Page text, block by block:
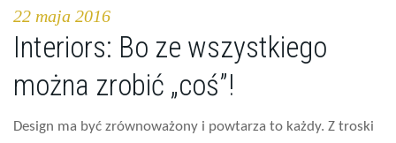
22 maja 2016
Interiors: Bo ze wszystkiego
można zrobić „coś”!
Design ma być zrównoważony i powtarza to każdy. Z troski